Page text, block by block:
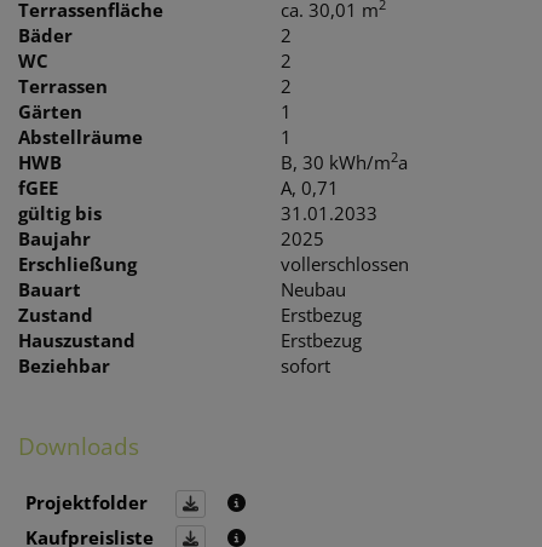
Terrassenfläche ca. 30,01 m2
Bäder
2
WC
2
Terrassen
2
Gärten
1
Abstellräume
1
HWB
B, 30 kWh/m2a
fGEE
A, 0,71
gültig bis
31.01.2033
Baujahr
2025
Erschließung
vollerschlossen
Bauart
Neubau
Zustand
Erstbezug
Hauszustand
Erstbezug
Beziehbar
sofort
Downloads
Projektfolder
Kaufpreisliste